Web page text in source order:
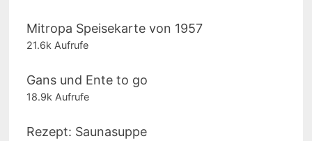
Mitropa Speisekarte von 1957
21.6k Aufrufe
Gans und Ente to go
18.9k Aufrufe
Rezept: Saunasuppe